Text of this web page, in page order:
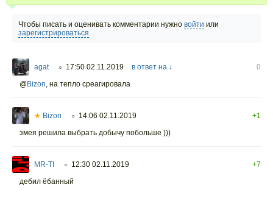
Чтобы писать и оценивать комментарии нужно войти или
зарегистрироваться
agat ○ 17:50 02.11.2019 в ответ на ↓
0
@Bizon на тепло среагировала
★ Bizon ○ 14:06 02.11.2019
+1
змея решила выбрать добычу побольше )))
MR-TI ○ 12:30 02.11.2019
+7
дебил ёбанный